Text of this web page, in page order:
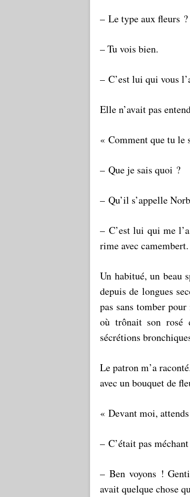
– Le type aux fleurs
– Tu vois bien.
– C’est lui qui vous
Elle n’avait pas
« Comment que tu le
– Que je sais quoi ?
– Qu’il s’appelle
– C’est lui qui me
rime avec
Un habitué, un beau
depuis de longues
pas sans tomber
où trônait son rosé
sécrétions
Le patron m’a
avec un bouquet de
« Devant moi,
– C’était pas
– Ben voyons !
avait quelque chose